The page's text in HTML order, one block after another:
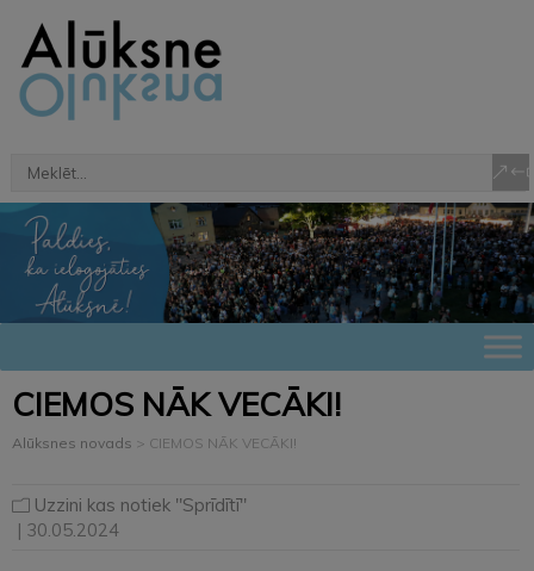
CIEMOS NĀK VECĀKI!
Alūksnes novads > CIEMOS NĀK VECĀKI!
Uzzini kas notiek "Sprīdītī"
| 30.05.2024